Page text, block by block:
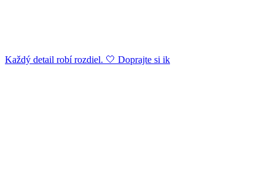
Každý detail robí rozdiel. 🤍 Doprajte si ik